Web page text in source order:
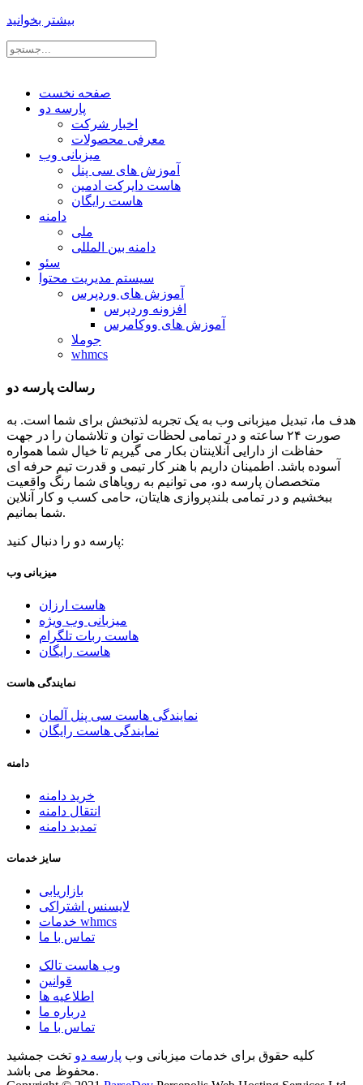
بیشتر بخوانید
صفحه نخست
پارسه دو
اخبار شرکت
معرفی محصولات
میزبانی وب
آموزش های سی پنل
هاست دایرکت ادمین
هاست رایگان
دامنه
ملی
دامنه بین المللی
سئو
سیستم مدیریت محتوا
آموزش های وردپرس
افزونه وردپرس
آموزش های ووکامرس
جوملا
whmcs
رسالت پارسه دو
هدف ما، تبدیل میزبانی وب به یک تجربه لذتبخش برای شما است. به
صورت ۲۴ ساعته و در تمامی لحظات توان و تلاشمان را در جهت
حفاظت از دارایی آنلاینتان بکار می گیریم تا خیال شما همواره
آسوده باشد. اطمینان داریم با هنر کار تیمی و قدرت تیم حرفه ای
متخصصان پارسه دو، می توانیم به رویاهای شما رنگ واقعیت
ببخشیم و در تمامی بلندپروازی هایتان، حامی کسب و کار آنلاین
شما بمانیم.
پارسه دو را دنبال کنید:
میزبانی وب
هاست ارزان
میزبانی وب ویژه
هاست ربات تلگرام
هاست رایگان
نمایندگی هاست
نمایندگی هاست سی پنل آلمان
نمایندگی هاست رایگان
دامنه
خرید دامنه
انتقال دامنه
تمدید دامنه
سایز خدمات
بازاریابی
لایسنس اشتراکی
خدمات whmcs
تماس با ما
وب هاست تالک
قوانین
اطلاعیه ها
درباره ما
تماس با ما
کلیه حقوق برای خدمات میزبانی وب پارسه دو تخت جمشید
محفوظ می باشد.